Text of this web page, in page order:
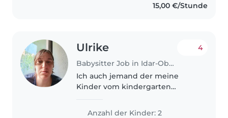
15,00 €/Stunde
Ulrike
Babysitter Job in Idar-Oberstein
4
Ich auch jemand der meine
Kinder vom kindergarten
Anzahl der Kinder: 2